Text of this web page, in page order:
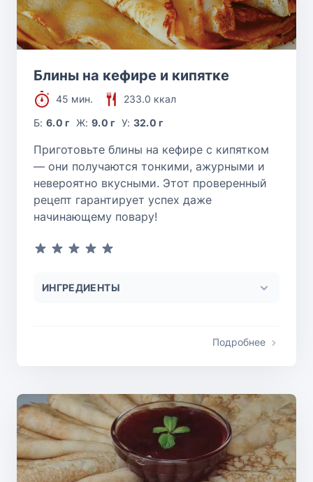
Блины на кефире и кипятке
45 мин.
233.0 ккал
Б:6.0 г Ж: 9.0 г У: 32.0 г
Приготовьте блины на кефире с кипятком
— они получаются тонкими, ажурными и
невероятно вкусными. Этот проверенный
рецепт гарантирует успех даже
начинающему повару!
ИНГРЕДИЕНТЫ
Подробнее